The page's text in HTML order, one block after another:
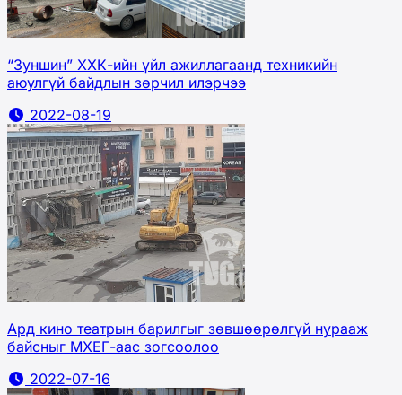
“Зуншин” ХХК-ийн үйл ажиллагаанд техникийн
аюулгүй байдлын зөрчил илэрчээ
2022-08-19
Ард кино театрын барилгыг зөвшөөрөлгүй нурааж
байсныг МХЕГ-аас зогсоолоо
2022-07-16